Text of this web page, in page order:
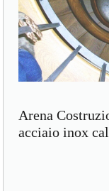
Arena
acciaio inox